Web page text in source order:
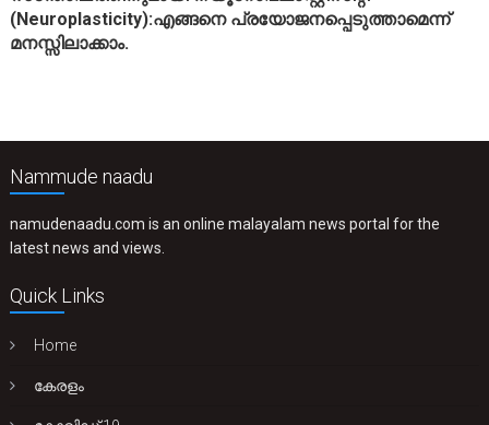
(Neuroplasticity):എങ്ങനെ പ്രയോജനപ്പെടുത്താമെന്ന്
മനസ്സിലാക്കാം.
Nammude naadu
namudenaadu.com is an online malayalam news portal for the
latest news and views.
Quick Links
Home
കേരളം